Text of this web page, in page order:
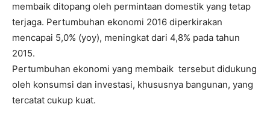
membaik ditopang oleh permintaan domestik yang tetap
terjaga. Pertumbuhan ekonomi 2016 diperkirakan
mencapai 5,0% (yoy), meningkat dari 4,8% pada tahun
2015.
Pertumbuhan ekonomi yang membaik tersebut didukung
oleh konsumsi dan investasi, khususnya bangunan, yang
tercatat cukup kuat.